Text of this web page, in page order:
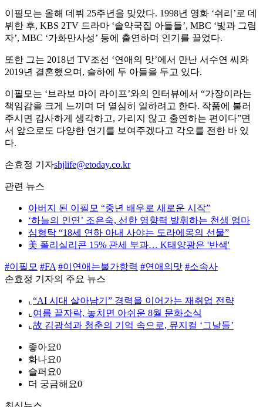
이필모는 올해 데뷔 25주년을 맞았다. 1998년 영화 ‘쉬리’로 데
뷔한 후, KBS 2TV 드라마 ‘솔약국집 아들들’, MBC ‘빛과 그림
자’, MBC ‘가화만사성’ 등에 출연하며 인기를 끌었다.
또한 그는 2018년 TV조선 ‘연애의 맛’에서 만난 서수연 씨와
2019년 결혼했으며, 슬하에 두 아들을 두고 있다.
이필모는 ‘브라보 마이 라이프’와의 인터뷰에서 “가장이라는
책임감을 크게 느끼며 더 열심히 일하려고 한다. 작품에 불러
주시면 감사하게 생각하고, 가리지 않고 출연하는 편이다”면
서 앞으로도 다양한 연기를 보여주겠다고 각오를 전한 바 있
다.
손효정 기자shjlife@etoday.co.kr
관련 뉴스
아버지 된 이필모 “중년 배우로 새로운 시작”
‘하늘의 인연’ 조은숙, 선한 영향력 발휘하는 천생 엄마
심형탁 “18세 연하 아내 사야는 도라에몽의 선물”
美 폴리실리콘 15% 관세 부과… K태양광은 '반색'
#이필모 #FA #이연애는불가항력 #연애의맛 #소속사
손효정 기자의 주요 뉴스
⌞ “AI 시대 살아남기” 경력을 이어가는 재취업 전략
⌞ 여름 끝자락, 놓치면 아쉬운 8월 문화소식
⌞ 故 김광석과 청춘의 기억 속으로, 뮤지컬 ‘그날들’
좋아요0
화나요0
슬퍼요0
더 궁금해요0